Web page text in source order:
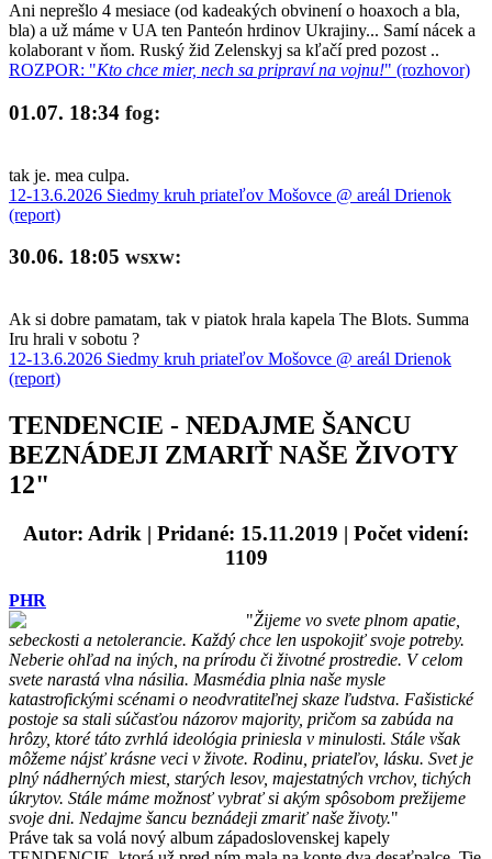
Ani neprešlo 4 mesiace (od kadeakých obvinení o hoaxoch a bla,
bla) a už máme v UA ten Panteón hrdinov Ukrajiny... Samí nácek a
kolaborant v ňom. Ruský žid Zelenskyj sa kľačí pred pozost ..
ROZPOR: "Kto chce mier, nech sa pripraví na vojnu!" (rozhovor)
01.07. 18:34 fog:
tak je. mea culpa.
12-13.6.2026 Siedmy kruh priateľov Mošovce @ areál Drienok
(report)
30.06. 18:05 wsxw:
Ak si dobre pamatam, tak v piatok hrala kapela The Blots. Summa
Iru hrali v sobotu ?
12-13.6.2026 Siedmy kruh priateľov Mošovce @ areál Drienok
(report)
TENDENCIE - NEDAJME ŠANCU
BEZNÁDEJI ZMARIŤ NAŠE ŽIVOTY
12"
Autor: Adrik | Pridané: 15.11.2019 | Počet videní:
1109
PHR
"Žijeme vo svete plnom apatie,
sebeckosti a netolerancie. Každý chce len uspokojiť svoje potreby.
Neberie ohľad na iných, na prírodu či životné prostredie. V celom
svete narastá vlna násilia. Masmédia plnia naše mysle
katastrofickými scénami o neodvratiteľnej skaze ľudstva. Fašistické
postoje sa stali súčasťou názorov majority, pričom sa zabúda na
hrôzy, ktoré táto zvrhlá ideológia priniesla v minulosti. Stále však
môžeme nájsť krásne veci v živote. Rodinu, priateľov, lásku. Svet je
plný nádherných miest, starých lesov, majestatných vrchov, tichých
úkrytov. Stále máme možnosť vybrať si akým spôsobom prežijeme
svoje dni. Nedajme šancu beznádeji zmariť naše životy."
Práve tak sa volá nový album západoslovenskej kapely